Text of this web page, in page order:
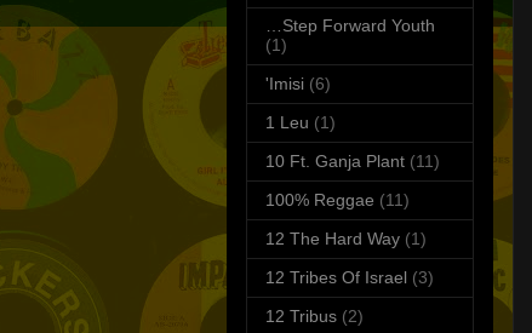
…Step Forward Youth
(1)
'Imisi (6)
1 Leu (1)
10 Ft. Ganja Plant (11)
100% Reggae (11)
12 The Hard Way (1)
12 Tribes Of Israel (3)
12 Tribus (2)